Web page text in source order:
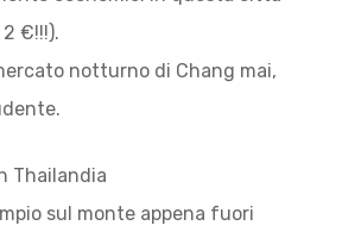
2 €!!!).
notturno di Chang mai,
Thailandia
sul monte appena fuori